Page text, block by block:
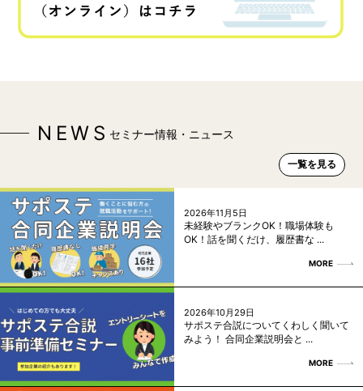
NEWS セミナー情報・ニュース
一覧を見る
2026年11月5日
未経験やブランクOK！職場体験も
OK！話を聞くだけ、履歴書な ...
MORE
2026年10月29日
サポステ合説についてくわしく聞いて
みよう！ 合同企業説明会と ...
MORE